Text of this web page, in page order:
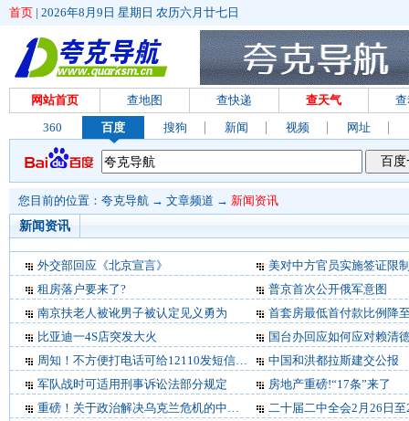
首页 | 2026年8月9日 星期日 农历六月廿七日
网站首页 查地图 查快递 查天气
360
百度 搜狗 新闻 视频 网址
您目前的位置： 夸克导航 → 文章频道 → 新闻资讯
新闻资讯
外交部回应《北京宣言》
美对中方官员实施签证限
租房落户要来了?
普京首次公开俄军意图
南京扶老人被讹男子被认定见义勇为
首套房最低首付款比例降
比亚迪一4S店突发大火
国台办回应如何应对赖清
周知！不方便打电话可给12110发短信报警
中国和洪都拉斯建交公报
军队战时可适用刑事诉讼法部分规定
房地产重磅!“17条”来了
重磅！关于政治解决乌克兰危机的中国立场发布
二十届二中全会2月26日